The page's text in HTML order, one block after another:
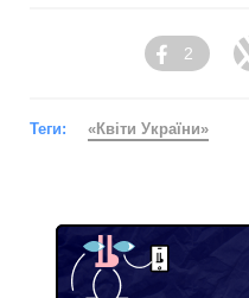
2
Теги: «Квіти України»